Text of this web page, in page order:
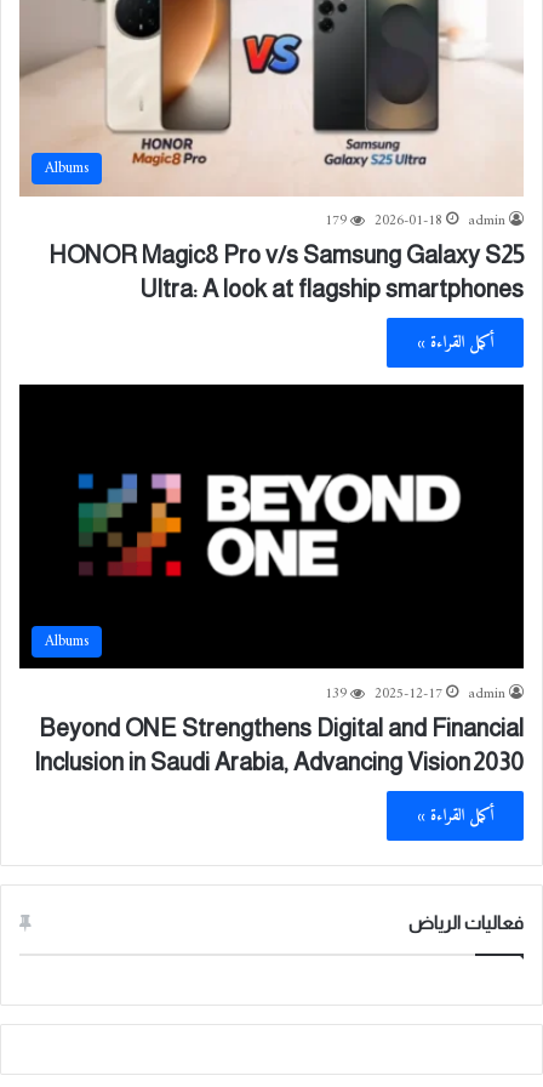
Albums
admin
2026-01-18
179
HONOR Magic8 Pro v/s Samsung Galaxy S25
Ultra: A look at flagship smartphones
أكمل القراءة »
Albums
admin
2025-12-17
139
Beyond ONE Strengthens Digital and Financial
Inclusion in Saudi Arabia, Advancing Vision 2030
أكمل القراءة »
فعاليات الرياض